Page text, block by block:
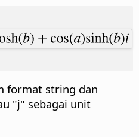
format string dan
"j" sebagai unit